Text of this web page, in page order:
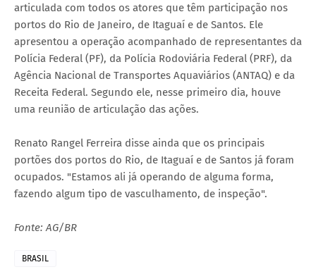
articulada com todos os atores que têm participação nos
portos do Rio de Janeiro, de Itaguaí e de Santos. Ele
apresentou a operação acompanhado de representantes da
Polícia Federal (PF), da Polícia Rodoviária Federal (PRF), da
Agência Nacional de Transportes Aquaviários (ANTAQ) e da
Receita Federal. Segundo ele, nesse primeiro dia, houve
uma reunião de articulação das ações.
Renato Rangel Ferreira disse ainda que os principais
portões dos portos do Rio, de Itaguaí e de Santos já foram
ocupados. "Estamos ali já operando de alguma forma,
fazendo algum tipo de vasculhamento, de inspeção".
Fonte: AG/BR
BRASIL